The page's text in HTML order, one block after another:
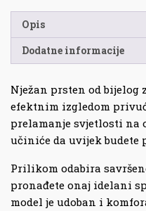
Opis
Dodatne informacije
Nježan prsten od
efektnim izgledom
prelamanje svjetlosti na
učiniće da uvijek budete
Prilikom odabira
pronađete onaj idelani
model je udoban i